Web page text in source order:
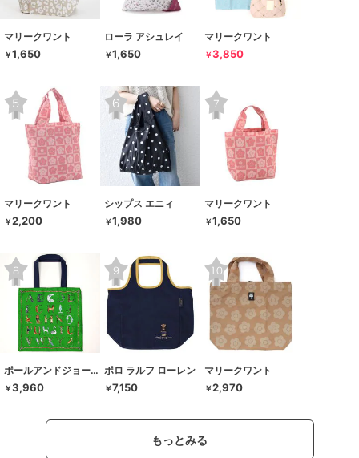
マリークワント
￥1,650
ローラ アシュレイ
￥1,650
マリークワント
￥3,850
マリークワント
￥2,200
シップス エニィ
￥1,980
マリークワント
￥1,650
ポールアンドジョーアクセソワ
￥3,960
ポロ ラルフ ローレン
￥7,150
マリークワント
￥2,970
もっとみる